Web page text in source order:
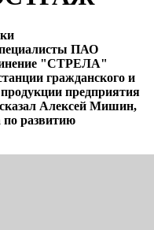
ПАО
"СТРЕЛА"
гражданского и
предприятия
Алексей Мишин,
по развитию